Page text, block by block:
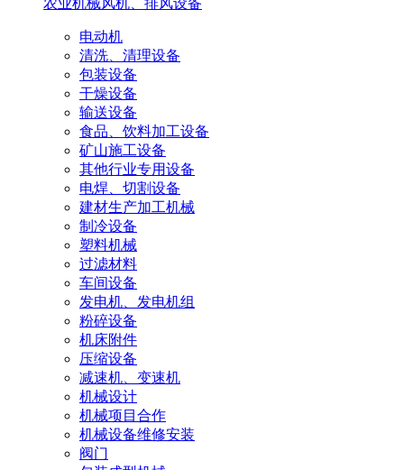
农业机械风机、排风设备
电动机
清洗、清理设备
包装设备
干燥设备
输送设备
食品、饮料加工设备
矿山施工设备
其他行业专用设备
电焊、切割设备
建材生产加工机械
制冷设备
塑料机械
过滤材料
车间设备
发电机、发电机组
粉碎设备
机床附件
压缩设备
减速机、变速机
机械设计
机械项目合作
机械设备维修安装
阀门